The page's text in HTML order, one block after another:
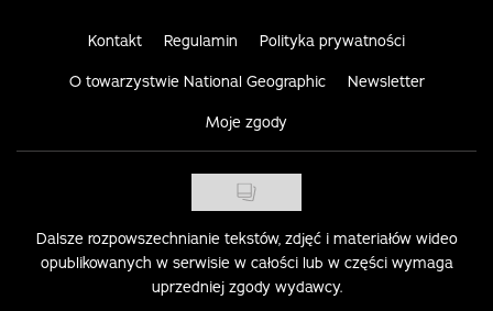
Kontakt Regulamin Polityka prywatności
O towarzystwie National Geographic Newsletter
Moje zgody
Dalsze rozpowszechnianie tekstów, zdjęć i materiałów wideo
opublikowanych w serwisie w całości lub w części wymaga
uprzedniej zgody wydawcy.